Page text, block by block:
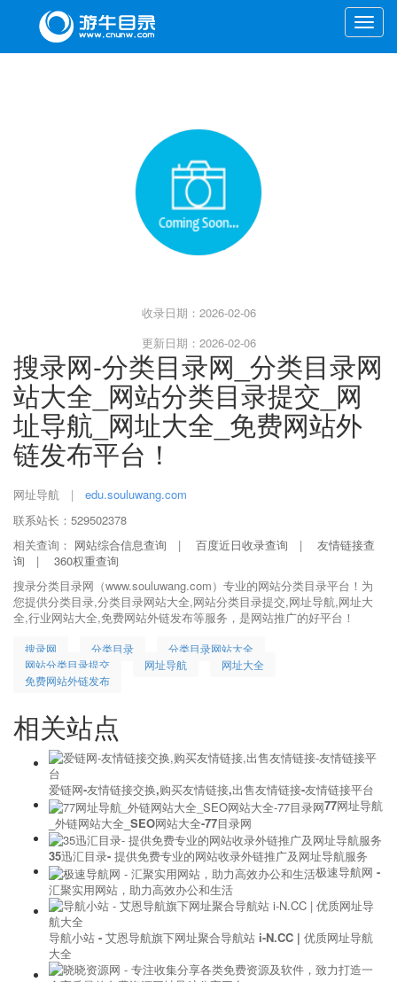
Toggle
收录日期：2026-02-06
更新日期：2026-02-06
搜录网-分类目录网_分类目录网
站大全_网站分类目录提交_网
址导航_网址大全_免费网站外
链发布平台！
网址导航 |
edu.souluwang.com
联系站长：529502378
相关查询： 网站综合信息查询 | 百度近日收录查询 | 友情链接查
询 | 360权重查询
搜录分类目录网（www.souluwang.com）专业的网站分类目录平台！为
您提供分类目录,分类目录网站大全,网站分类目录提交,网址导航,网址大
全,行业网站大全,免费网站外链发布等服务，是网站推广的好平台！
搜录网 分类目录
分类目录网站大全
网站分类目录提交
网址导航
网址大全
免费网站外链发布
相关站点
爱链网-友情链接交换,购买友情链接,出售友情链接-友情链接平台
77网址导航
_外链网站大全_SEO网站大全-77目录网
35迅汇目录- 提供免费专业的网站收录外链推广及网址导航服务
极速导航网 -
汇聚实用网站，助力高效办公和生活
导航小站 - 艾恩导航旗下网址聚合导航站 i-N.CC | 优质网址导航
大全